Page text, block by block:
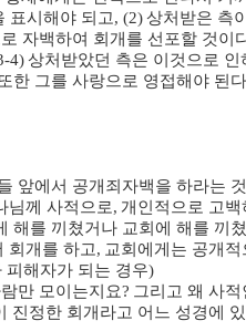
표시해야 되고, (2)상처받은 측
자백하여 회개를 선포할 것이
4)상처받았던 측은 이것으로 인
또한 그를 사랑으로 영접해야 된다
앞에서 공개죄자백을 하라는
님께 사적으로, 개인적으로 고백
해를 끼쳤거나 교회에 해를 끼
회개를 하고, 교회에게는 공개적
피해자가 되는 경우)
만 모이는지요? 그리고 왜 사적
진정한 회개라고 어느 성경에